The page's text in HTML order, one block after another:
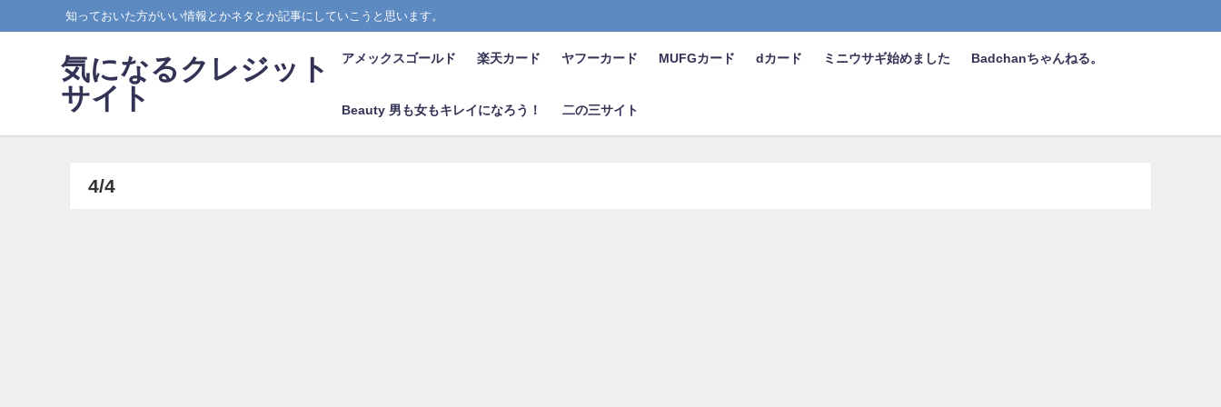
知っておいた方がいい情報とかネタとか記事にしていこうと思います。
気になるクレジット
サイト
アメックスゴールド 楽天カード ヤフーカード MUFGカード dカード ミニウサギ始めました Badchanちゃんねる。
Beauty 男も女もキレイになろう！ 二の三サイト
4/4